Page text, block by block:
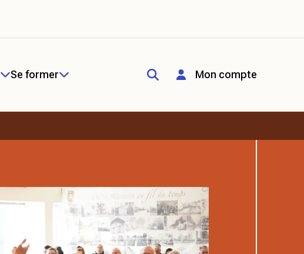
Se former Mon compte